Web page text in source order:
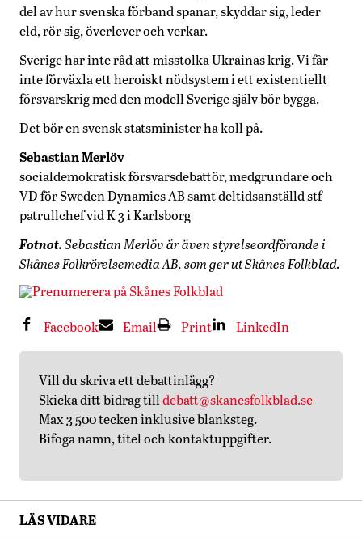
del av hur svenska förband spanar, skyddar sig, leder
eld, rör sig, överlever och verkar.
Sverige har inte råd att misstolka Ukrainas krig. Vi får
inte förväxla ett heroiskt nödsystem i ett existentiellt
försvarskrig med den modell Sverige själv bör bygga.
Det bör en svensk statsminister ha koll på.
Sebastian Merlöv
socialdemokratisk försvarsdebattör, medgrundare och
VD för Sweden Dynamics AB samt deltidsanställd stf
patrullchef vid K 3 i Karlsborg
Fotnot.Sebastian Merlöv är även styrelseordförande i
Skånes Folkrörelsemedia AB, som ger ut Skånes Folkblad.
Facebook Email Print LinkedIn
Vill du skriva ett debattinlägg?
Skicka ditt bidrag till debatt@skanesfolkblad.se
Max 3 500 tecken inklusive blanksteg.
Bifoga namn, titel och kontaktuppgifter.
LÄS VIDARE